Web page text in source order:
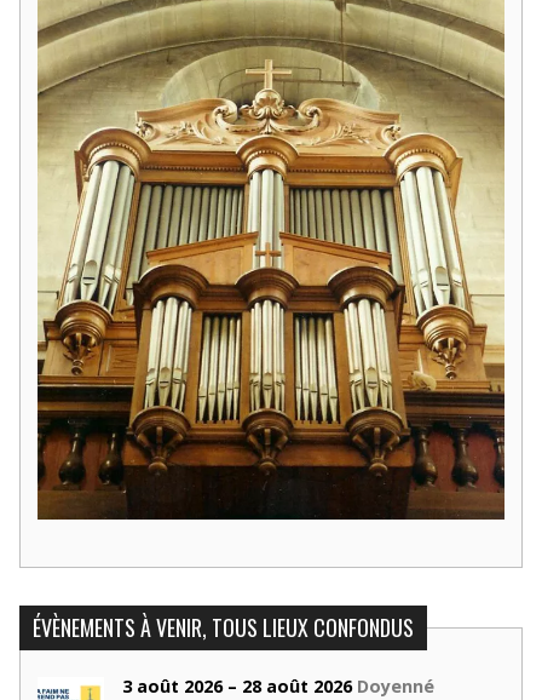
ÉVÈNEMENTS À VENIR, TOUS LIEUX CONFONDUS
3 août 2026 – 28 août 2026 Doyenné